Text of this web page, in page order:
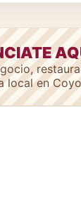
local en